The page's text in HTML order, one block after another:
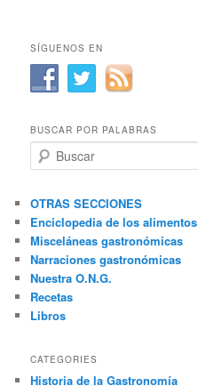
SÍGUENOS EN
BUSCAR POR PALABRAS
u
c
a
r
OTRAS SECCIONES
Enciclopedia de los alimentos
Misceláneas gastronómicas
Narraciones gastronómicas
Nuestra O.N.G.
Recetas
Libros
CATEGORIES
Historia de la Gastronomía